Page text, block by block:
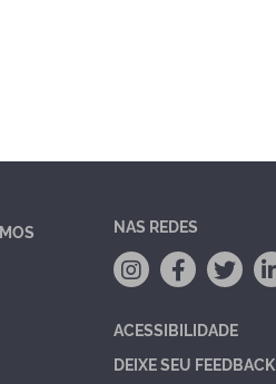
NAS REDES
ACESSIBILIDADE
DEIXE SEU FEEDBACK